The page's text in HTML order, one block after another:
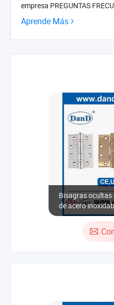
empresa PREGUNTAS
Aprende Más
Bisagras ocultas
de acero
con clasificación
rodamientos de
puerta exterior,